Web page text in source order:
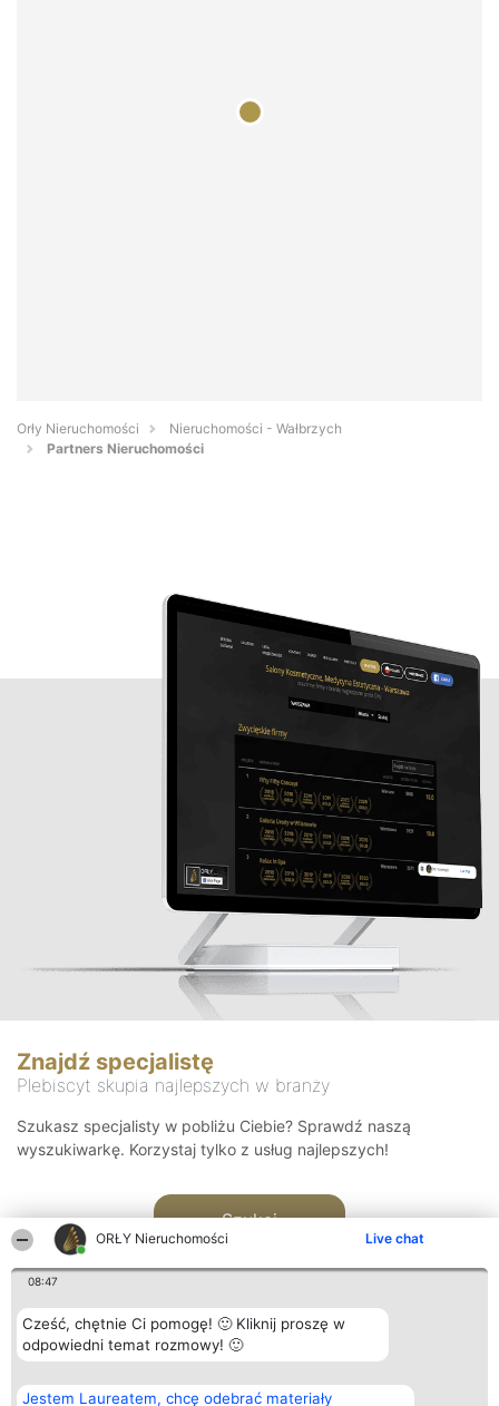
ORŁY Nieruchomości Live chat
08:47
Cześć, chętnie Ci pomogę! 🙂 Kliknij proszę w
odpowiedni temat rozmowy! 🙂
Jestem Laureatem, chcę odebrać materiały
Orły Nieruchomości
Nieruchomości - Wałbrzych
Partners Nieruchomości
Znajdź specjalistę
Plebiscyt skupia najlepszych w branży
Szukasz specjalisty w pobliżu Ciebie? Sprawdź naszą
wyszukiwarkę. Korzystaj tylko z usług najlepszych!
Szukaj
Organizator plebiscytu
Bright Side Solutions sp. z o.
Plebiscyt
Laureaci
Kontakt
Kontakt